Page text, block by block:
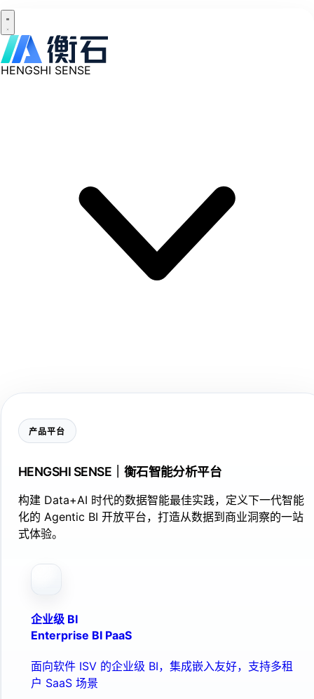
HENGSHI SENSE
产品平台
HENGSHI SENSE｜衡石智能分析平台
构建 Data+AI 时代的数据智能最佳实践，定义下一代智能
化的 Agentic BI 开放平台，打造从数据到商业洞察的一站
式体验。
企业级 BI
Enterprise BI PaaS
面向软件 ISV 的企业级 BI，集成嵌入友好，支持多租
户 SaaS 场景